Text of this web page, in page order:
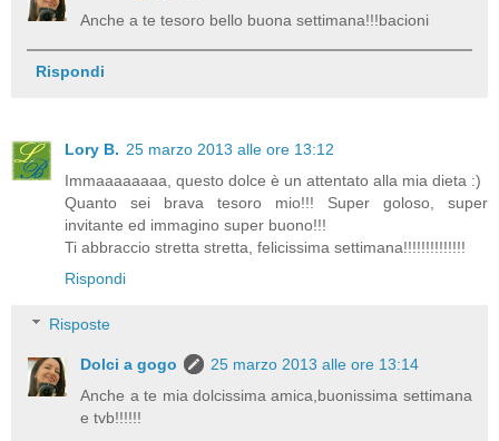
Anche a te tesoro bello buona settimana!!!bacioni
Rispondi
Lory B. 25 marzo 2013 alle ore 13:12
Immaaaaaaaa, questo dolce è un attentato alla mia dieta :)
Quanto sei brava tesoro mio!!! Super goloso, super
invitante ed immagino super buono!!!
Ti abbraccio stretta stretta, felicissima settimana!!!!!!!!!!!!!!
Rispondi
Risposte
Dolci a gogo
25 marzo 2013 alle ore 13:14
Anche a te mia dolcissima amica,buonissima settimana
e tvb!!!!!!